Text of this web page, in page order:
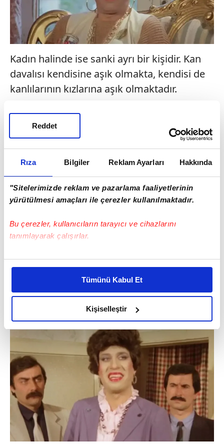
Rıza Bilgiler Reklam Ayarları Hakkında
"Sitelerimizde reklam ve pazarlama faaliyetlerinin
yürütülmesi amaçları ile çerezler kullanılmaktadır.
Bu çerezler, kullanıcıların tarayıcı ve cihazlarını
tanımlayarak çalışırlar.
Bu çerezlere izin vermeniz halinde sizlere özel
daha iyi reklam deneyimi yaşatabiliriz. Bunu yaparken
amacımızın size daha iyi bir reklam deneyimi sunmak
olduğunu ve sizlere en iyi içerikleri sunabilmek adına
elimizden gelen çabayı gösterdiğimizi ve bu noktada,
reklamların maliyetlerimizi karşılamak noktasında tek gelir
kalemimiz olduğunu sizlere hatırlatmak isteriz.
Her halükârda, kullanıcılar, bu çerezlere izin vermedikleri
takdirde, kullanıcılara hedefli reklamlar
gösterilmeyecektir."
Sizlere daha iyi bir hizmet sunabilmek için İnternet
Sitemizde kendimize ve üçüncü kişilere ait çerezler
kullanılmaktadır. Bu çerezler vasıtasıyla çeşitli kişisel
Tümünü Kabul Et
Kişiselleştir
Reddet
Kadın halinde ise sanki ayrı bir kişidir. Kan
davalısı kendisine aşık olmakta, kendisi de
kanlılarının kızlarına aşık olmaktadır.